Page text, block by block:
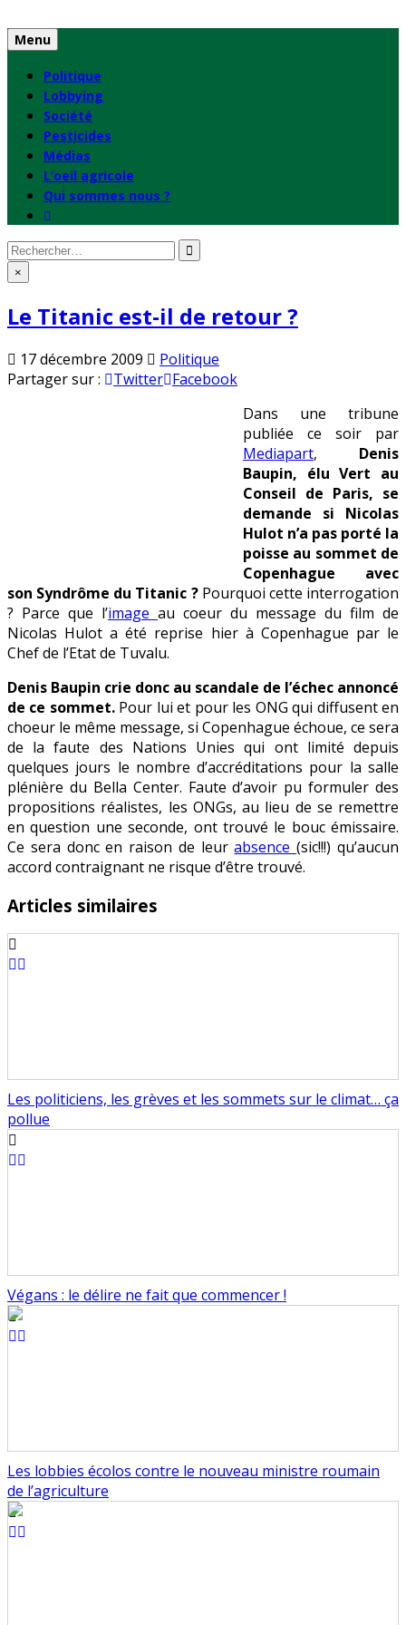
to
content
Menu
Politique
Lobbying
Société
Pesticides
Médias
L’oeil agricole
Qui sommes nous ?
Rechercher
: ×
Le Titanic est-il de retour ?
17 décembre 2009
Publié
en
Politique
Partager sur :
Twitter Facebook
Dans une tribune
publiée ce soir par
Mediapart, Denis
Baupin, élu Vert au
Conseil de Paris, se
demande si Nicolas
Hulot n’a pas porté la
poisse au sommet de
Copenhague avec
son Syndrôme du Titanic ? Pourquoi cette interrogation
? Parce que l’image au coeur du message du film de
Nicolas Hulot a été reprise hier à Copenhague par le
Chef de l’Etat de Tuvalu.
Denis Baupin crie donc au scandale de l’échec annoncé
de ce sommet. Pour lui et pour les ONG qui diffusent en
choeur le même message, si Copenhague échoue, ce sera
de la faute des Nations Unies qui ont limité depuis
quelques jours le nombre d’accréditations pour la salle
plénière du Bella Center. Faute d’avoir pu formuler des
propositions réalistes, les ONGs, au lieu de se remettre
en question une seconde, ont trouvé le bouc émissaire.
Ce sera donc en raison de leurabsence(sic!!!) qu’aucun
accord contraignant ne risque d’être trouvé.
Articles similaires
Les politiciens, les grèves et les sommets sur le climat… ça
pollue
Végans : le délire ne fait que commencer !
Les lobbies écolos contre le nouveau ministre roumain
de l’agriculture